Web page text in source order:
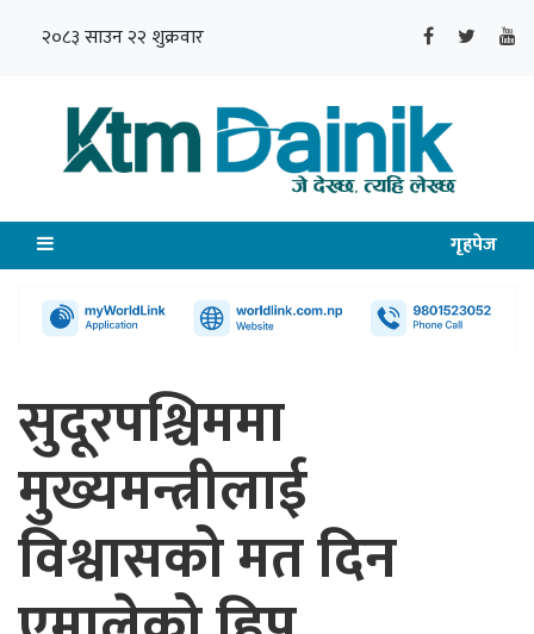
२०८३ साउन २२ शुक्रवार
गृहपेज
सुदूरपश्चिममा
मुख्यमन्त्रीलाई
विश्वासको मत दिन